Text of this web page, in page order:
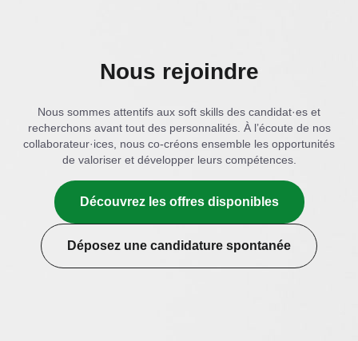
Nous rejoindre
Nous sommes attentifs aux soft skills des candidat·es et
recherchons avant tout des personnalités. À l’écoute de nos
collaborateur·ices, nous co-créons ensemble les opportunités
de valoriser et développer leurs compétences.
Découvrez les offres disponibles
Déposez une candidature spontanée